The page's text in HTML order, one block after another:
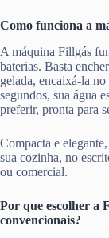
Como funciona a
A máquina Fillgás
baterias. Basta
gelada, encaixá-la
segundos, sua água
preferir, pronta para
Compacta e
sua cozinha, no
ou comercial.
Por que escolher a
convencionais?